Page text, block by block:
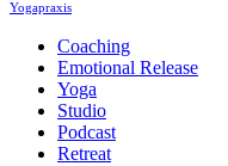
Yogapraxis
Coaching
Emotional Release
Yoga
Studio
Podcast
Retreat